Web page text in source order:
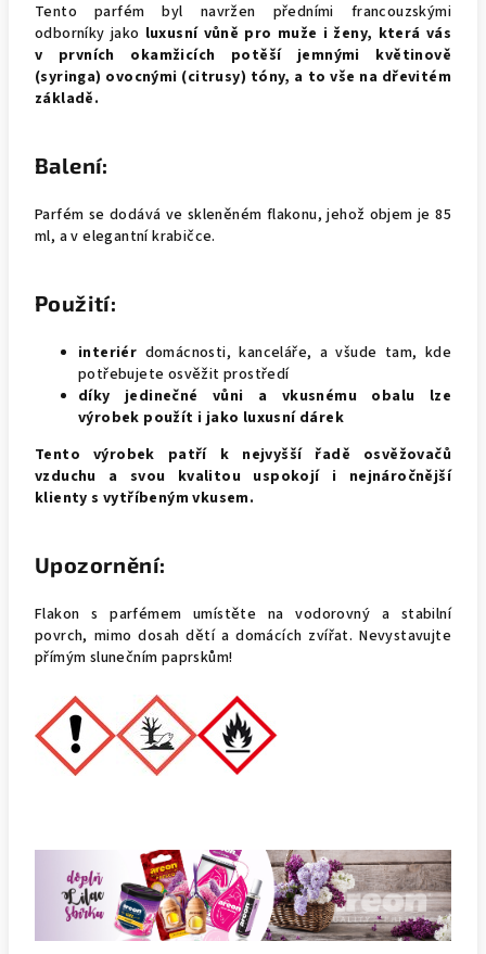
Tento parfém byl navržen předními francouzskými
odborníky jako luxusní vůně pro muže i ženy, která vás
v prvních okamžicích potěší jemnými květinově
(syringa) ovocnými (citrusy) tóny, a to vše na dřevitém
základě.
Balení:
Parfém se dodává ve skleněném flakonu, jehož objem je 85
ml, a v elegantní krabičce.
Použití:
interiér domácnosti, kanceláře, a všude tam, kde
potřebujete osvěžit prostředí
díky jedinečné vůni a vkusnému obalu lze
výrobek použít i jako luxusní dárek
Tento výrobek patří k nejvyšší řadě osvěžovačů
vzduchu a svou kvalitou uspokojí i nejnáročnější
klienty s vytříbeným vkusem.
Upozornění:
Flakon s parfémem umístěte na vodorovný a stabilní
povrch, mimo dosah dětí a domácích zvířat. Nevystavujte
přímým slunečním paprskům!